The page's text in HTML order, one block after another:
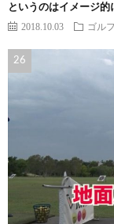
というのはイメージ的
2018.10.03 ゴル